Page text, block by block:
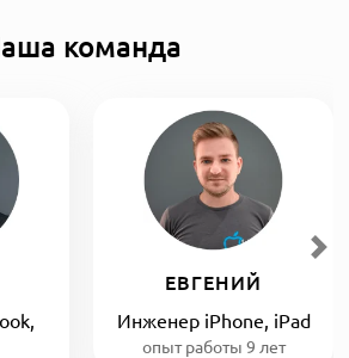
команда
ЕВГЕНИЙ
Инженер iPhone, iPad
опыт работы 9 лет